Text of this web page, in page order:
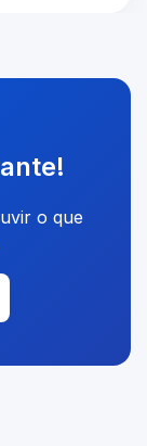
o que